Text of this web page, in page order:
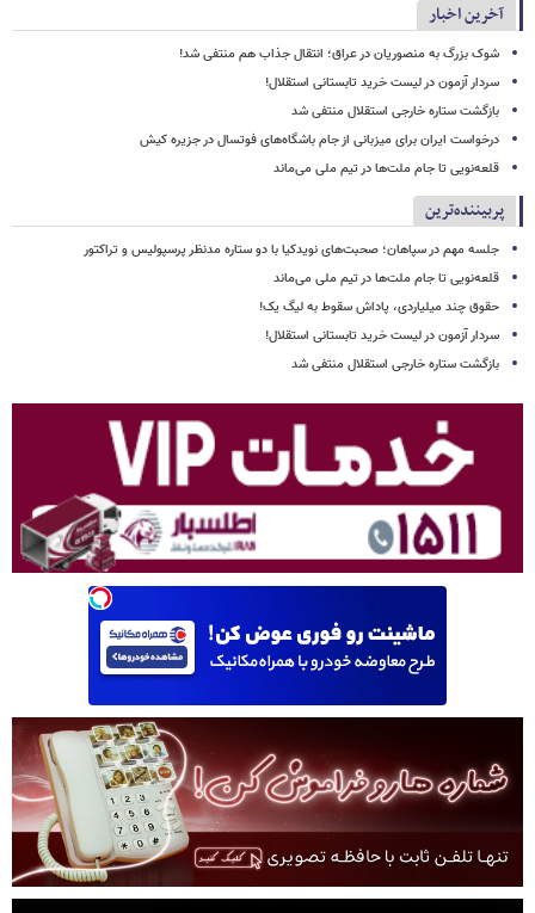
آخرین اخبار
شوک بزرگ به منصوریان در عراق؛ انتقال جذاب هم منتفی شد!
سردار آزمون در لیست خرید تابستانی استقلال!
بازگشت ستاره خارجی استقلال منتفی شد
درخواست ایران برای میزبانی از جام باشگاه‌های فوتسال در جزیره کیش
قلعه‌نویی تا جام ملت‌ها در تیم ملی می‌ماند
پربیننده‌ترین
جلسه مهم در سپاهان؛ صحبت‌های نویدکیا با دو ستاره مدنظر پرسپولیس و تراکتور
قلعه‌نویی تا جام ملت‌ها در تیم ملی می‌ماند
حقوق چند میلیاردی، پاداش سقوط به لیگ یک!
سردار آزمون در لیست خرید تابستانی استقلال!
بازگشت ستاره خارجی استقلال منتفی شد